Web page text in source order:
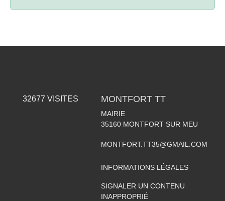
32677 VISITES MONTFORT TT
MAIRIE
35160 MONTFORT SUR MEU
MONTFORT.TT35@GMAIL.COM
INFORMATIONS LÉGALES
SIGNALER UN CONTENU
INAPPROPRIÉ